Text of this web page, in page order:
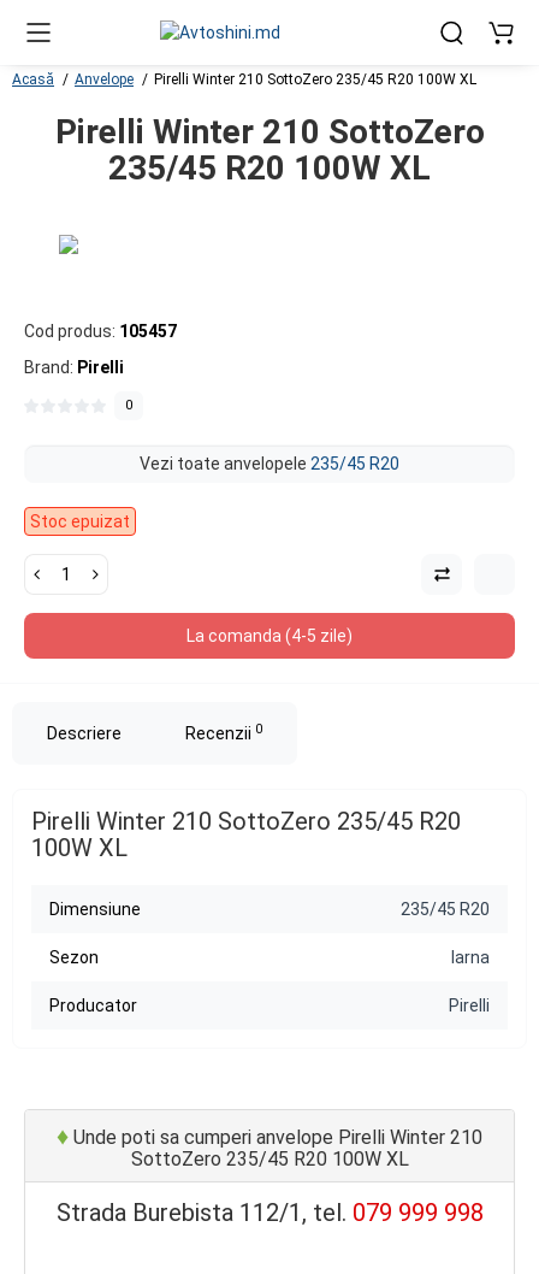
Acasă Anvelope Pirelli Winter 210 SottoZero 235/45 R20 100W XL
Pirelli Winter 210 SottoZero
235/45 R20 100W XL
Cod produs: 105457
Brand: Pirelli
0
Vezi toate anvelopele 235/45 R20
Stoc epuizat
La comanda (4-5 zile)
Descriere Recenzii 0
Pirelli Winter 210 SottoZero 235/45 R20
100W XL
Dimensiune 235/45 R20
Sezon Iarna
Producator Pirelli
♦ Unde poti sa cumperi anvelope Pirelli Winter 210
SottoZero 235/45 R20 100W XL
Strada Burebista 112/1, tel. 079 999 998